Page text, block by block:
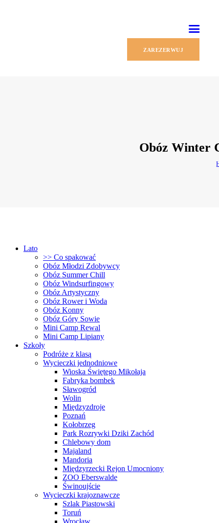
ZAREZERWUJ
Obóz Winter
Lato
>> Co spakować
Obóz Młodzi Zdobywcy
Obóz Summer Chill
Obóz Windsurfingowy
Obóz Artystyczny
Obóz Rower i Woda
Obóz Konny
Obóz Góry Sowie
Mini Camp Rewal
Mini Camp Lipiany
Szkoły
Podróże z klasą
Wycieczki jednodniowe
Wioska Świętego Mikołaja
Fabryka bombek
Sławogród
Wolin
Międzyzdroje
Poznań
Kołobrzeg
Park Rozrywki Dziki Zachód
Chlebowy dom
Majaland
Mandoria
Międzyrzecki Rejon Umocniony
ZOO Eberswalde
Świnoujście
Wycieczki krajoznawcze
Szlak Piastowski
Toruń